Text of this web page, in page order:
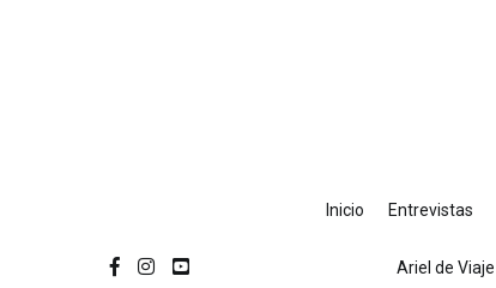
Inicio Entrevistas
Ariel de Viaje